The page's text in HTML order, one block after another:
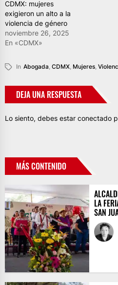
CDMX: mujeres
exigieron un alto a la
violencia de género
noviembre 26, 2025
En «CDMX»
In Abogada, CDMX, Mujeres,
DEJA UNA RESPUESTA
Lo siento, debes estar conectado
MÁS CONTENIDO
LA
SAN